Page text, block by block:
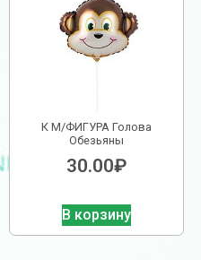
К М/ФИГУРА Голова
Обезьяны
30.00₽
В корзину